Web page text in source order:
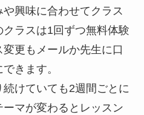
興味に合わせてクラス
ラスは1回ずつ無料体験
更もメールか先生に口
きます。
けていても2週間ごとに
マが変わるとレッスン